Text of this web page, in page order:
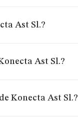
Ast Sl.?
Ast Sl.?
Konecta Ast Sl.?